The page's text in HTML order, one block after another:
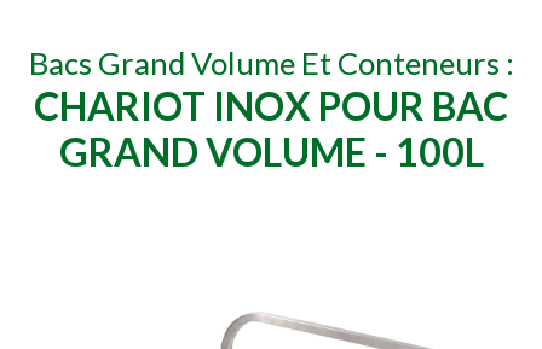
Bacs Grand Volume Et Conteneurs :
CHARIOT INOX POUR BAC
GRAND VOLUME - 100L